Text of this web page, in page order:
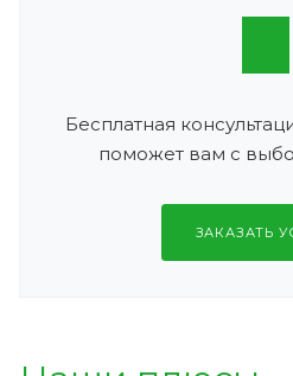
Бесплатная
поможет вам с
ЗАКАЗАТЬ